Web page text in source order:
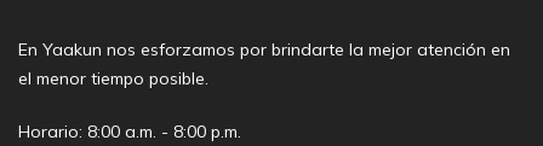
En Yaakun nos esforzamos por brindarte la mejor atención en
el menor tiempo posible.
Horario: 8:00 a.m. - 8:00 p.m.